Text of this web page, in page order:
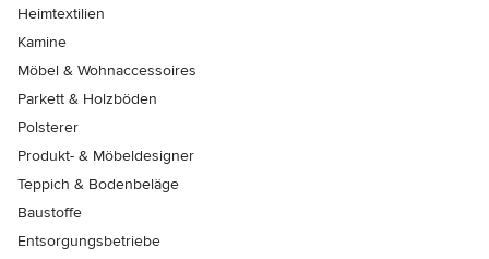
Heimtextilien
Kamine
Möbel & Wohnaccessoires
Parkett & Holzböden
Polsterer
Produkt- & Möbeldesigner
Teppich & Bodenbeläge
Baustoffe
Entsorgungsbetriebe